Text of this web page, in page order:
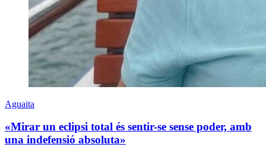
Aguaita
«Mirar un eclipsi total és sentir-se sense poder, amb
una indefensió absoluta»